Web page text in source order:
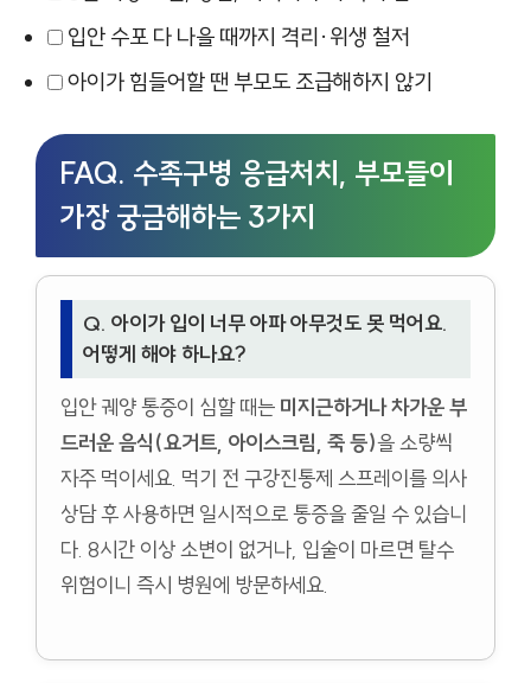
입안 수포 다 나을 때까지 격리·위생 철저
아이가 힘들어할 땐 부모도 조급해하지 않기
FAQ. 수족구병 응급처치, 부모들이
가장 궁금해하는 3가지
Q. 아이가 입이 너무 아파 아무것도 못 먹어요.
어떻게 해야 하나요?
입안 궤양 통증이 심할 때는 미지근하거나 차가운 부
드러운 음식(요거트, 아이스크림, 죽 등)을 소량씩
자주 먹이세요. 먹기 전 구강진통제 스프레이를 의사
상담 후 사용하면 일시적으로 통증을 줄일 수 있습니
다. 8시간 이상 소변이 없거나, 입술이 마르면 탈수
위험이니 즉시 병원에 방문하세요.